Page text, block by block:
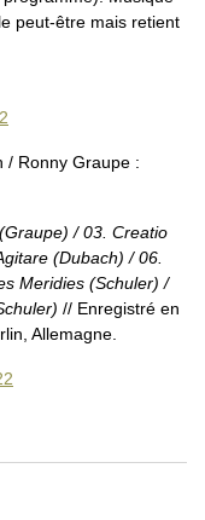
peut-être mais retient
/ Ronny Graupe :
/ 03. Creatio
(Dubach) / 06.
Meridies (Schuler) /
// Enregistré en
Allemagne.